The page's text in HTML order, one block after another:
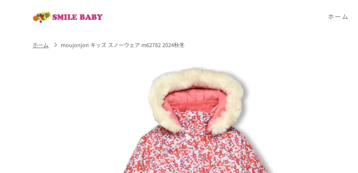
ンツに
ホーム
ホーム moujonjon キッズ スノーウェア m62782 2024秋冬